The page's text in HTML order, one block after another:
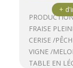
FRAISE
CERISE /
VIGNE /
TABLE EN